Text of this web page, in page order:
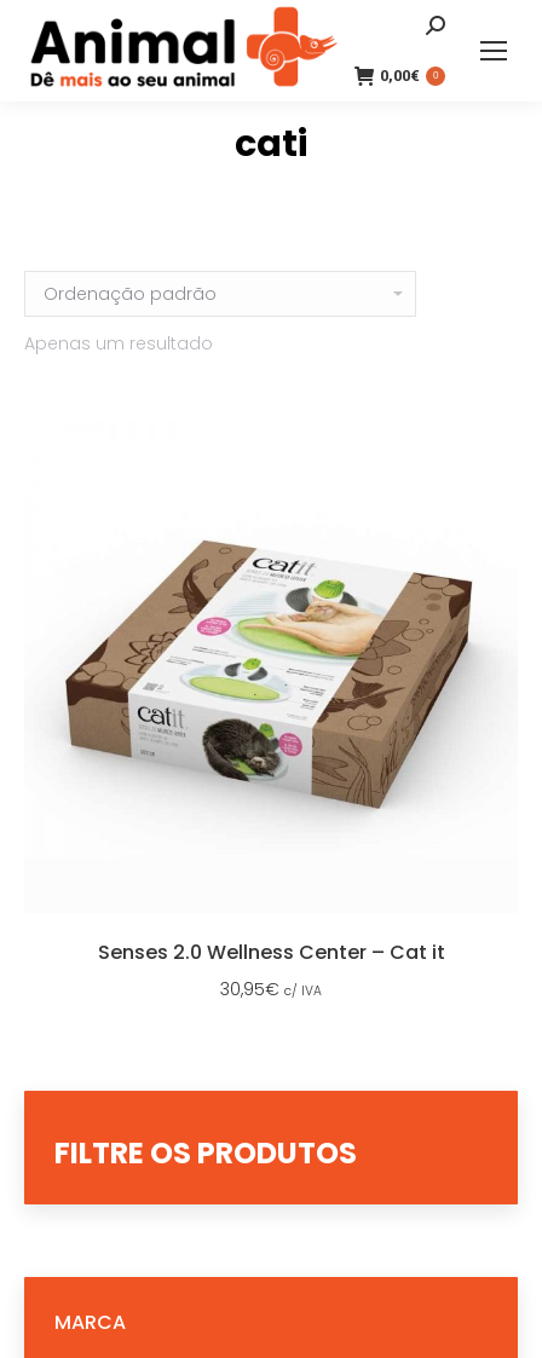
Search:
0,00€ 0
cati
Apenas um resultado
Senses 2.0 Wellness Center – Cat it
30,95€ c/ IVA
FILTRE OS PRODUTOS
MARCA